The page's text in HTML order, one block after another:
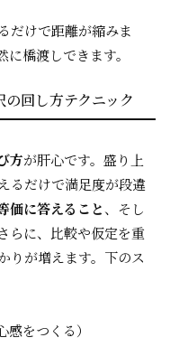
だけで距離が縮みま
橋渡しできます。
回し方テクニック
方が肝心です。盛り上
るだけで満足度が段違
価に答えること、そし
らに、比較や仮定を重
りが増えます。下のス
をつくる）